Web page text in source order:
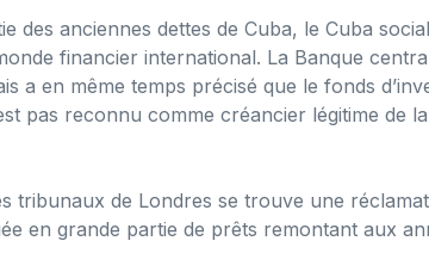
des anciennes dettes de Cuba, le Cuba
financier international. La Banque
a en même temps précisé que le fonds
pas reconnu comme créancier légitime de
de Londres se trouve une
en grande partie de prêts remontant aux